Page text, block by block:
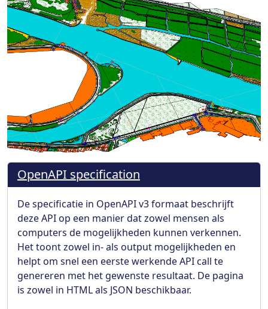
OpenAPI specification
De specificatie in OpenAPI v3 formaat beschrijft
deze API op een manier dat zowel mensen als
computers de mogelijkheden kunnen verkennen.
Het toont zowel in- als output mogelijkheden en
helpt om snel een eerste werkende API call te
genereren met het gewenste resultaat. De pagina
is zowel in HTML als JSON beschikbaar.